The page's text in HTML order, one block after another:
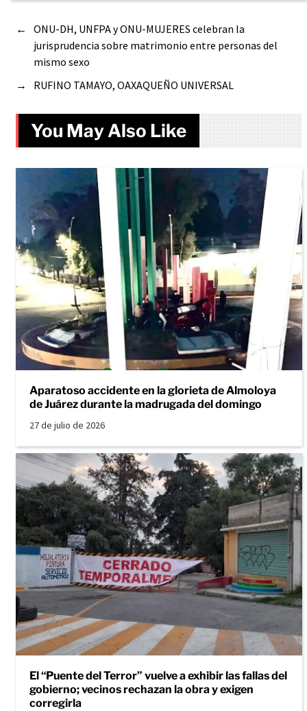
←
ONU-DH, UNFPA y ONU-MUJERES celebran la
jurisprudencia sobre matrimonio entre personas del
mismo sexo
→
RUFINO TAMAYO, OAXAQUEÑO UNIVERSAL
You May Also Like
Aparatoso accidente en la glorieta de Almoloya
de Juárez durante la madrugada del domingo
27 de julio de 2026
El “Puente del Terror” vuelve a exhibir las fallas del
gobierno; vecinos rechazan la obra y exigen
corregirla